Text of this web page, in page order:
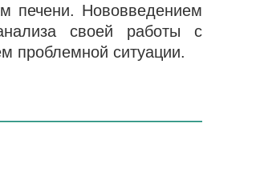
печени. Нововведением
своей работы с
проблемной ситуации.